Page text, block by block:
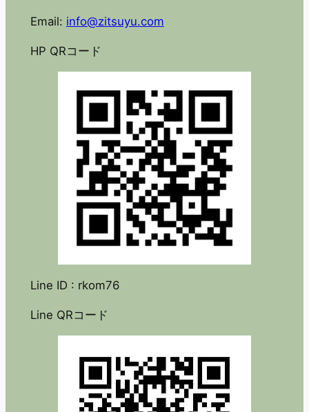
Email: info@zitsuyu.com
HP QRコード
Line ID : rkom76
Line QRコード